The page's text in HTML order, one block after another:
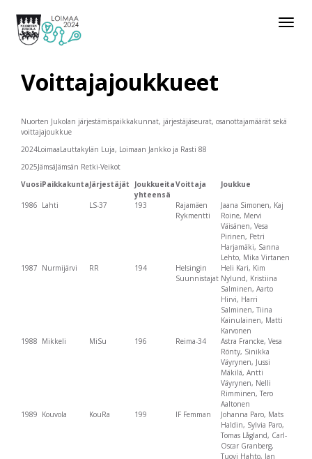
Toggle
Voittajajoukkueet
Nuorten Jukolan järjestämispaikkakunnat, järjestäjäseurat, osanottajamäärät sekä
voittajajoukkue
2024LoimaaLauttakylän Luja, Loimaan Jankko ja Rasti 88
2025JämsäJämsän Retki-Veikot
VuosiPaikkakuntaJärjestäjät
Joukkueita
yhteensä
Voittaja Joukkue
1986 Lahti LS-37 193
Rajamäen
Rykmentti
Jaana Simonen, Kaj
Roine, Mervi
Väisänen, Vesa
Pirinen, Petri
Harjamäki, Sanna
Lehto, Mika Virtanen
1987 Nurmijärvi RR 194
Helsingin
Suunnistajat
Heli Kari, Kim
Nylund, Kristiina
Salminen, Aarto
Hirvi, Harri
Salminen, Tiina
Kainulainen, Matti
Karvonen
1988 Mikkeli MiSu 196 Reima-34
Astra Francke, Vesa
Rönty, Sinikka
Väyrynen, Jussi
Mäkilä, Antti
Väyrynen, Nelli
Rimminen, Tero
Aaltonen
1989 Kouvola KouRa 199 IF Femman
Johanna Paro, Mats
Haldin, Sylvia Paro,
Tomas Lågland, Carl-
Oscar Granberg,
Tuovi Hahto, Jan